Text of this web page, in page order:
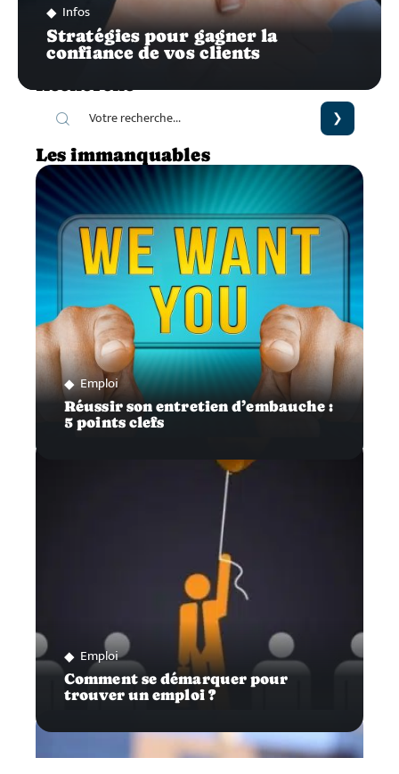
Infos
Stratégies pour gagner la
confiance de vos clients
Recherche
Les immanquables
Emploi
Réussir son entretien d’embauche :
5 points clefs
Emploi
Comment se démarquer pour
trouver un emploi ?